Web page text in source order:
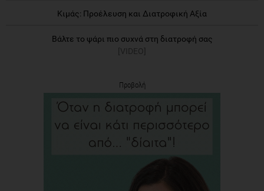
Κιμάς: Προέλευση και Διατροφική Αξία
Βάλτε το ψάρι πιο συχνά στη διατροφή σας
[VIDEO]
Προβολή